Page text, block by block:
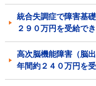
統合失調症で障害基
２９０万円を受給で
高次脳機能障害（脳
年間約２４０万円を